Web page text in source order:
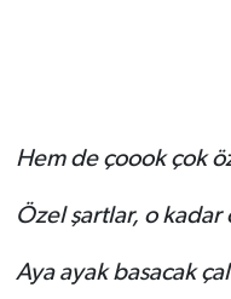
Hem de çoook çok
Özel şartlar, o
Aya ayak basacak